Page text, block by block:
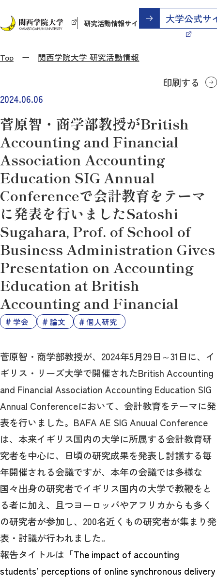
研究活動情報サイト
Top 関西学院大学 研究活動情報
印刷する
2024.06.06
菅原智・商学部教授がBritish
Accounting and Financial
Association Accounting
Education SIG Annual
Conferenceで会計教育をテーマ
に発表を行いましたSatoshi
Sugahara, Prof. of School of
Business Administration Gives
Presentation on Accounting
Education at British
Accounting and Financial
学会 論文 個人研究
菅原智・商学部教授が、2024年5月29日～31日に、イ
ギリス・リーズ大学で開催されたBritish Accounting
and Financial Association Accounting Education SIG
Annual Conferenceにおいて、会計教育をテーマに発
表を行いました。BAFA AE SIG Anuual Conference
は、本来イギリス国内の大学に所属する会計教育研
究者を中心に、日頃の研究成果を発表し討議する毎
年開催される会議ですが、本年の会議では多様な
国々出身の研究者でイギリス国内の大学で教鞭をと
る者に加え、且つヨーロッパやアフリカからも多く
の研究者が参加し、200名近くもの研究者が集まり発
表・討議が行われました。
報告タイトルは「The impact of accounting
students’ perceptions of online synchronous delivery